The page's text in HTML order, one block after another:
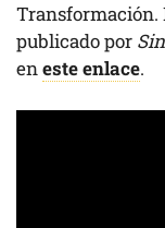
Transformación.
publicado por
eneste enlace.